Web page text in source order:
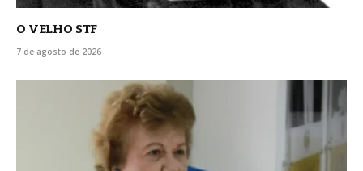
O VELHO STF
7 de agosto de 2026